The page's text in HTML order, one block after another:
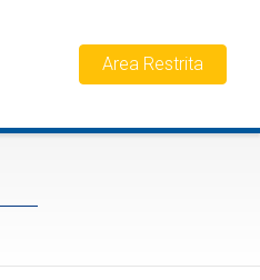
Area Restrita